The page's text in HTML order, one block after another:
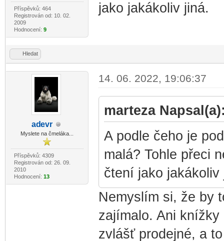
Příspěvků: 464
Registrován od: 10. 02.
2009
Hodnocení: 9
jako jakákoliv jiná.
Hledat
adevr
Myslete na čmeláka...
Příspěvků: 4309
Registrován od: 26. 09.
2010
Hodnocení: 13
14. 06. 2022, 19:06:37
marteza
A podle čeho je
malá? Tohle přeci
čtení jako jakákoliv
Nemyslím si, že by
zajímalo. Ani
zvlášť prodejné, a